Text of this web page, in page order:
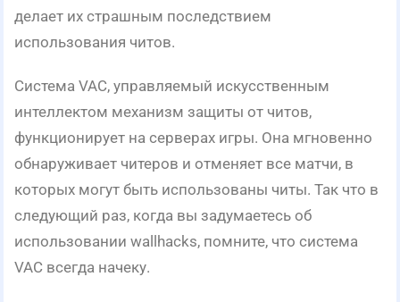
делает их страшным последствием
использования читов.
Система VAC, управляемый искусственным
интеллектом механизм защиты от читов,
функционирует на серверах игры. Она мгновенно
обнаруживает читеров и отменяет все матчи, в
которых могут быть использованы читы. Так что в
следующий раз, когда вы задумаетесь об
использовании wallhacks, помните, что система
VAC всегда начеку.